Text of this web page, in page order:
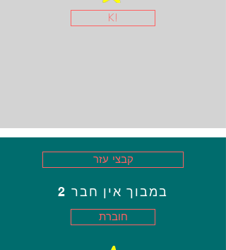
K!
קבצי עזר
במבוך אין חבר 2
חוברת